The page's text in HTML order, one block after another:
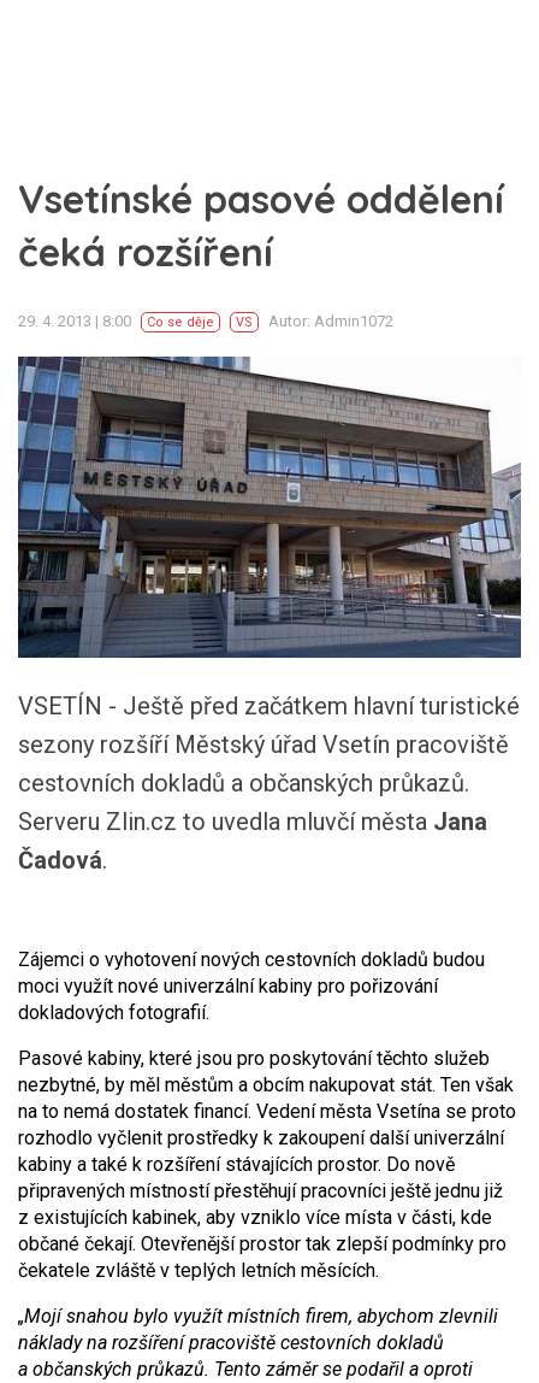
Vsetínské pasové oddělení
čeká rozšíření
29. 4. 2013 | 8:00 Co se děje VS Autor: Admin1072
VSETÍN - Ještě před začátkem hlavní turistické
sezony rozšíří Městský úřad Vsetín pracoviště
cestovních dokladů a občanských průkazů.
Serveru Zlin.cz to uvedla mluvčí města Jana
Čadová.
Zájemci o vyhotovení nových cestovních dokladů budou
moci využít nové univerzální kabiny pro pořizování
dokladových fotografií.
Pasové kabiny, které jsou pro poskytování těchto služeb
nezbytné, by měl městům a obcím nakupovat stát. Ten však
na to nemá dostatek financí. Vedení města Vsetína se proto
rozhodlo vyčlenit prostředky k zakoupení další univerzální
kabiny a také k rozšíření stávajících prostor. Do nově
připravených místností přestěhují pracovníci ještě jednu již
z existujících kabinek, aby vzniklo více místa v části, kde
občané čekají. Otevřenější prostor tak zlepší podmínky pro
čekatele zvláště v teplých letních měsících.
„Mojí snahou bylo využít místních firem, abychom zlevnili
náklady na rozšíření pracoviště cestovních dokladů
a občanských průkazů. Tento záměr se podařil a oproti